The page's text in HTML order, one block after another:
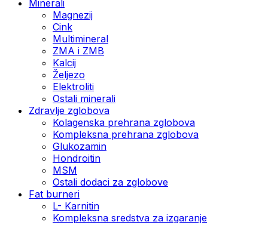
Minerali
Magnezij
Cink
Multimineral
ZMA i ZMB
Kalcij
Željezo
Elektroliti
Ostali minerali
Zdravlje zglobova
Kolagenska prehrana zglobova
Kompleksna prehrana zglobova
Glukozamin
Hondroitin
MSM
Ostali dodaci za zglobove
Fat burneri
L- Karnitin
Kompleksna sredstva za izgaranje